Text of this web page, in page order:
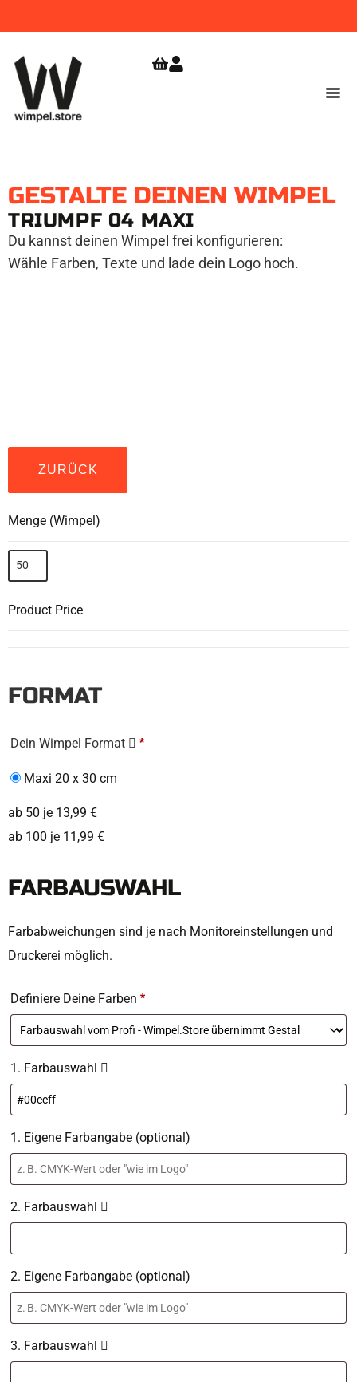
SHOPERÖFFNUNG
GESTALTE DEINEN WIMPEL
TRIUMPF 04 MAXI
Du kannst deinen Wimpel frei konfigurieren:
Wähle Farben, Texte und lade dein Logo hoch.
ZURÜCK
Menge (Wimpel)
Product Price
FORMAT
Dein Wimpel Format *
Maxi 20 x 30 cm
ab 50 je 13,99 €
ab 100 je 11,99 €
FARBAUSWAHL
Farbabweichungen sind je nach Monitoreinstellungen und
Druckerei möglich.
Definiere Deine Farben *
1. Farbauswahl
1. Eigene Farbangabe (optional)
2. Farbauswahl
2. Eigene Farbangabe (optional)
3. Farbauswahl